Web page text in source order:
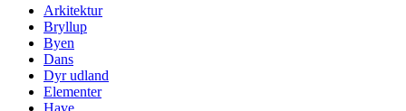
Arkitektur
Bryllup
Byen
Dans
Dyr udland
Elementer
Have